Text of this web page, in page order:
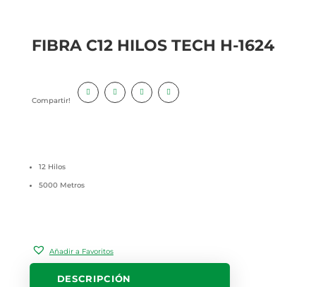
FIBRA C12 HILOS TECH H-1624
Compartir!
12 Hilos
5000 Metros
Añadir a Favoritos
DESCRIPCIÓN